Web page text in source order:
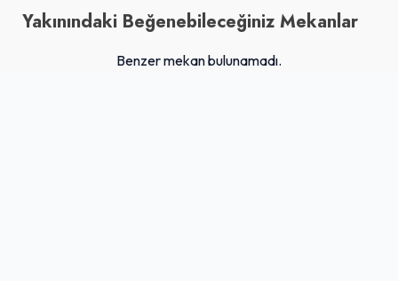
Yakınındaki Beğenebileceğiniz Mekanlar
Benzer mekan bulunamadı.